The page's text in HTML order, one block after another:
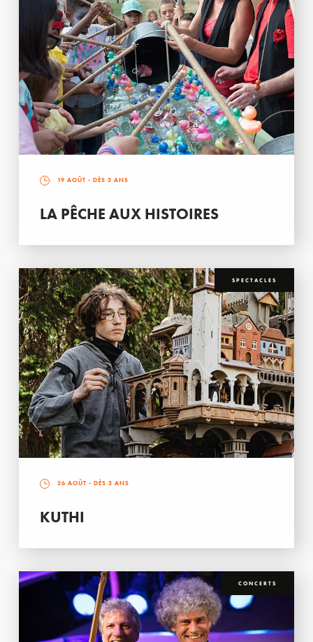
19 AOÛT - DÈS 3 ANS
LA PÊCHE AUX HISTOIRES
SPECTACLES
26 AOÛT - DÈS 3 ANS
KUTHI
CONCERTS